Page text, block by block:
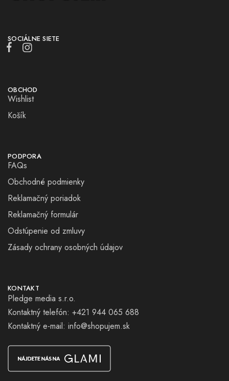
SOCIÁLNE SIETE
OBCHOD
Wishlist
Košík
PODPORA
FAQs
Obchodné podmienky
Reklamačný poriadok
Reklamačný formulár
Odstúpenie od zmluvy
Zásady ochrany osobných údajov
KONTAKT
Pledge media s.r.o.
Kontaktný telefón: +421 944 065 688
Kontaktný e-mail: info@shopujem.sk